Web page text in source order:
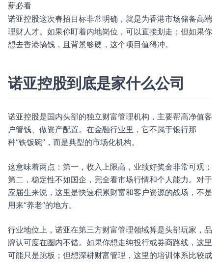
薪必看
诺亚控股这次春招目标非常明确，就是为香港市场储备高端
理财人才。如果你盯着内地岗位，可以直接划走；但如果你
想去香港搞钱，且背景够硬，这个项目值得冲。
诺亚控股到底是家什么公司
诺亚控股是国内头部的独立财富管理机构，主要帮高净值客
户管钱、做资产配置。在金融行业里，它不属于银行那
种“铁饭碗”，而是典型的市场化机构。
这意味着两点：第一，收入上限高，业绩好奖金非常可观；
第二，稳定性不如国企，完全看市场行情和个人能力。对于
应届生来说，这里是快速积累财富和客户资源的战场，不是
用来“养老”的地方。
行业地位上，诺亚在第三方财富管理领域算是头部玩家，品
牌认可度在圈内不错。如果你想走纯投行或券商路线，这里
可能只是跳板；但想深耕财富管理，这里的培训体系比较成